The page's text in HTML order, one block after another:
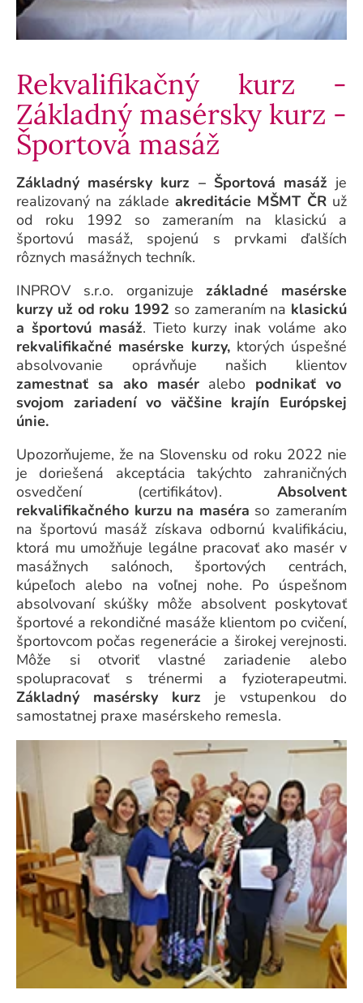
Rekvalifikačný kurz -
Základný masérsky kurz -
Športová masáž
Základný masérsky kurz – Športová masáž je
realizovaný na základe akreditácie MŠMT ČRuž
od roku 1992 so zameraním na klasickú a
športovú masáž, spojenú s prvkami ďalších
rôznych masážnych techník.
INPROV s.r.o. organizuje základné masérske
kurzy už od roku 1992 so zameraním na klasickú
a športovú masáž. Tieto kurzy inak voláme ako
rekvalifikačné masérske kurzy, ktorých úspešné
absolvovanie oprávňuje našich klientov
zamestnať sa ako masér alebo podnikať vo
svojom zariadení vo väčšine krajín Európskej
únie.
Upozorňujeme, že na Slovensku od roku 2022 nie
je doriešená akceptácia takýchto zahraničných
osvedčení (certifikátov). Absolvent
rekvalifikačného kurzu na maséra so zameraním
na športovú masáž získava odbornú kvalifikáciu,
ktorá mu umožňuje legálne pracovať ako masér v
masážnych salónoch, športových centrách,
kúpeľoch alebo na voľnej nohe. Po úspešnom
absolvovaní skúšky môže absolvent poskytovať
športové a rekondičné masáže klientom po cvičení,
športovcom počas regenerácie a širokej verejnosti.
Môže si otvoriť vlastné zariadenie alebo
spolupracovať s trénermi a fyzioterapeutmi.
Základný masérsky kurz je vstupenkou do
samostatnej praxe masérskeho remesla.